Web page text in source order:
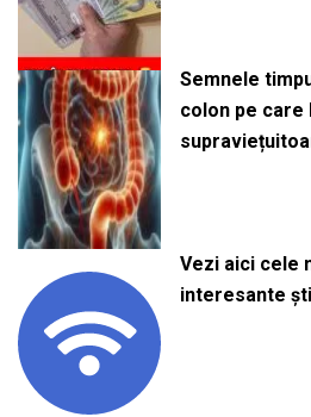
Semnele
colon pe care
Vezi aici cele
interesante